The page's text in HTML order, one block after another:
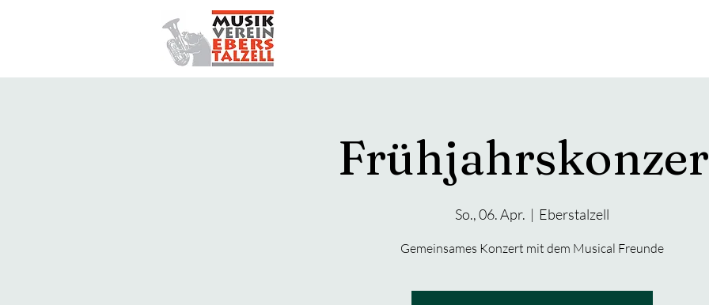
So., 06. Apr.
  |
Eberstalzell
Gemeinsames Konzert mit dem Musical Freunde